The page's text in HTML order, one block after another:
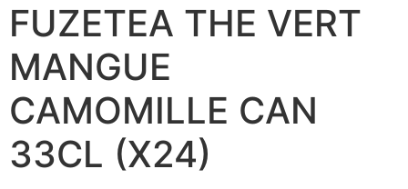
FUZETEA THE VERT
MANGUE
CAMOMILLE CAN
33CL (X24)